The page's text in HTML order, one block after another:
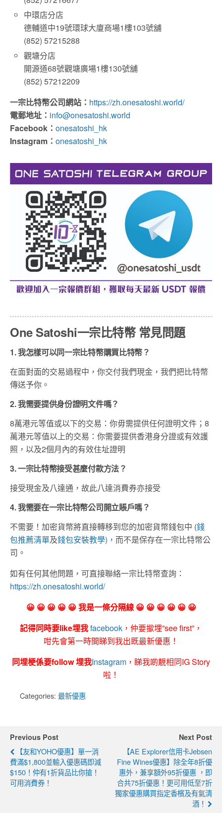
中環店分店
德輔道中19號環球大廈商場1樓103號舖
(852) 57215288
觀塘分店
開源道68號觀塘廣場1樓130號舖
(852) 57212209
一宗比特幣公司網站： https://zh.onesatoshi.world/
電郵地址： info@onesatoshi.world
Facebook： onesatoshi_hk
Instagram： onesatoshi_hk
One Satoshi一宗比特幣 常見問題
1. 我怎樣可以同一宗比特幣購買比特幣？
在面對面的交易過程中，你交付我們現金，我們把比特幣
傳送予你。
2. 我需要提供身份證明文件嗎？
8萬港元等值或以下的交易：你毋需提供任何證明文件；8
萬港元等值以上的交易：你需要提供香港身分證或有效護
照，以及2個月內的有效住址證明
3. 一宗比特幣接受甚麼付款方法？
接受現金及八達通，故此八達消費券亦接受
​4. 我需要在一宗比特幣公司開立賬戶嗎？
不需要！加密貨幣將直接轉移到您的加密貨幣錢包中 (錢
包推薦清單及錢包安裝教學)， 而不是保存在一宗比特幣公
司。
如有任何其他問題，可直接聯絡一宗比特幣查詢：
https://zh.onesatoshi.world/
😀 😀 😀 😀 😀 我是一條分隔線 😀 😀 😀 😀 😀 😀
記得同時要like埋我facebook ，仲要撳埋”see first”，
咁先會第一時間睇到我出既最新優惠！
同埋梗係要follow 埋我Instagram ，睇我啲靚相同IG Story
啦！
Categories: 最新優惠
Previous Post
【友和YOHO優惠】單一消
費滿$1,800並輸入優惠碼即減
$150！仲有1折貨品比你搶！
可用消費券！
Next Post
【AE Explorer信用卡Jebsen
Fine Wines優惠】除全年8折優
惠外，兼享額外95折優惠 ，即
合共75折優惠！更可用低至7折
獨家優惠購買指定香檳及有氣清
酒！